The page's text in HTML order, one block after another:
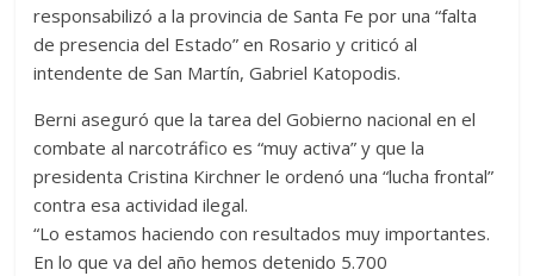
responsabilizó a la provincia de Santa Fe por una “falta
de presencia del Estado” en Rosario y criticó al
intendente de San Martín, Gabriel Katopodis.
Berni aseguró que la tarea del Gobierno nacional en el
combate al narcotráfico es “muy activa” y que la
presidenta Cristina Kirchner le ordenó una “lucha frontal”
contra esa actividad ilegal.
“Lo estamos haciendo con resultados muy importantes.
En lo que va del año hemos detenido 5.700